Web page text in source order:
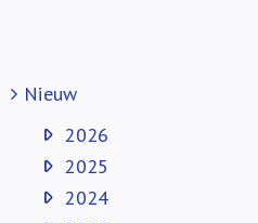
Nieuw
2026
2025
2024